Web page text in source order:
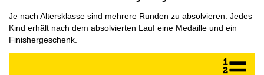
Je nach Altersklasse sind mehrere Runden zu absolvieren. Jedes
Kind erhält nach dem absolvierten Lauf eine Medaille und ein
Finishergeschenk.